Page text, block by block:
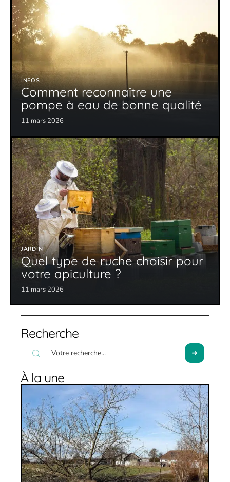
INFOS
Comment reconnaître une
pompe à eau de bonne qualité
11 mars 2026
JARDIN
Quel type de ruche choisir pour
votre apiculture ?
11 mars 2026
Recherche
À la une